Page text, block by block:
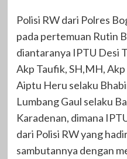
Polisi RW dari Polres
pada pertemuan Rutin
diantaranya IPTU Desi
Akp Taufik, SH,MH,
Aiptu Heru selaku
Lumbang Gaul selaku
Karadenan, dimana
dari Polisi RW yang
sambutannya dengan